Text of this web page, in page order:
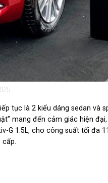
tục là 2 kiểu dáng sedan và
mang đến cảm giác hiện
G 1.5L, cho công suất tối đa
cấp.